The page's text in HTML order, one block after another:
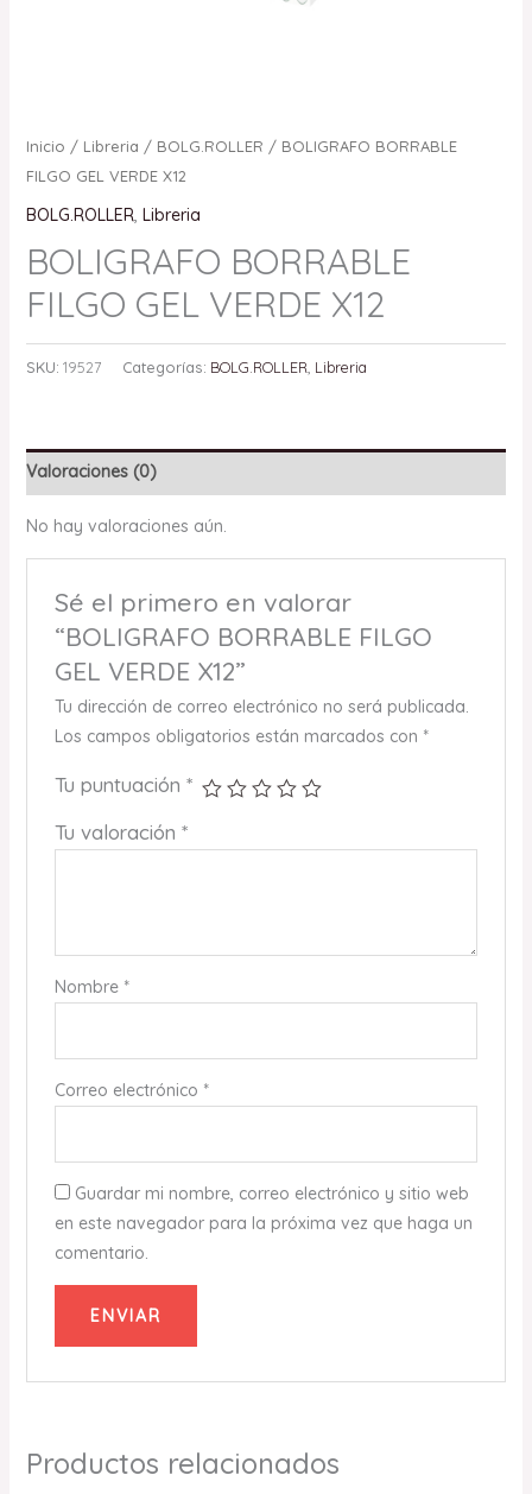
Inicio / Libreria / BOLG.ROLLER / BOLIGRAFO BORRABLE
FILGO GEL VERDE X12
BOLG.ROLLER, Libreria
BOLIGRAFO BORRABLE
FILGO GEL VERDE X12
SKU: 19527 Categorías: BOLG.ROLLER Libreria
Valoraciones (0)
No hay valoraciones aún.
Sé el primero en valorar
“BOLIGRAFO BORRABLE FILGO
GEL VERDE X12”
Tu dirección de correo electrónico no será publicada.
Los campos obligatorios están marcados con *
Tu puntuación *
Tu valoración *
Nombre *
Correo electrónico *
Guardar mi nombre, correo electrónico y sitio web
en este navegador para la próxima vez que haga un
comentario.
Productos relacionados